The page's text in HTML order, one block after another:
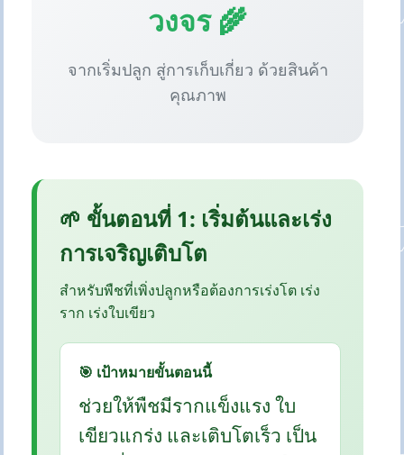
วงจร 🌾
จากเริ่มปลูก สู่การเก็บเกี่ยว ด้วยสินค้า
คุณภาพ
🌱 ขั้นตอนที่ 1: เริ่มต้นและเร่ง
การเจริญเติบโต
สำหรับพืชที่เพิ่งปลูกหรือต้องการเร่งโต เร่ง
ราก เร่งใบเขียว
🎯 เป้าหมายขั้นตอนนี้
ช่วยให้พืชมีรากแข็งแรง ใบ
เขียวแกร่ง และเติบโตเร็ว เป็น